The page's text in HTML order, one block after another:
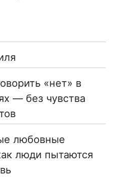
«нет» в
— без чувства
любовные
люди пытаются